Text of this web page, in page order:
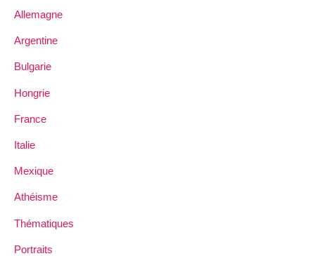
Allemagne
Argentine
Bulgarie
Hongrie
France
Italie
Mexique
Athéisme
Thématiques
Portraits